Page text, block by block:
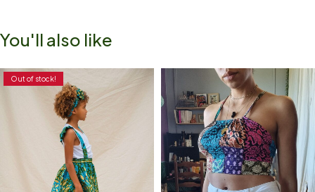
You'll also like
Out of stock!